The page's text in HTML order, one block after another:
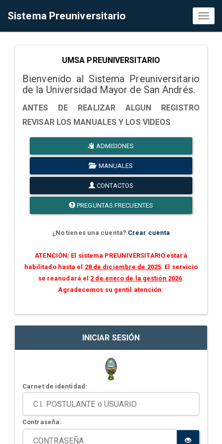
Sistema Preuniversitario
UMSA PREUNIVERSITARIO
Bienvenido al Sistema Preuniversitario
de la Universidad Mayor de San Andrés.
ANTES DE REALIZAR ALGUN REGISTRO
REVISAR LOS MANUALES Y LOS VIDEOS
ADMISIONES
MANUALES
CONTACTOS
PREGUNTAS FRECUENTES
¿No tienes una cuenta? Crear cuenta
ATENCIÓN: El sistema PREUNIVERSITARIO estará
habilitado hasta el 28 de diciembre de 2025. El servicio
se reanudará el 2 de enero de la gestión 2026.
Agradecemos su gentil atención.
INICIAR SESIÓN
Carnet de identidad:
Contraseña: